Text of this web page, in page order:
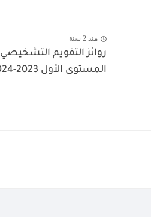
منذ 2 سنة
روائز التقويم التشخيصي
المستوى الأول 2023-2024